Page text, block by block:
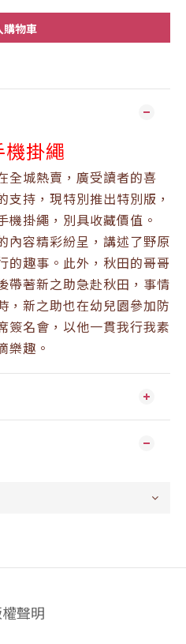
購物車
掛繩
全城熱賣，廣受讀者的喜
持，現特別推出特別版，
機掛繩，別具收藏價值。
內容精彩紛呈，講述了野原
的趣事。此外，秋田的哥哥
帶著新之助急赴秋田，事情
，新之助也在幼兒園參加防
簽名會，以他一貫我行我素
樂趣。
聲明